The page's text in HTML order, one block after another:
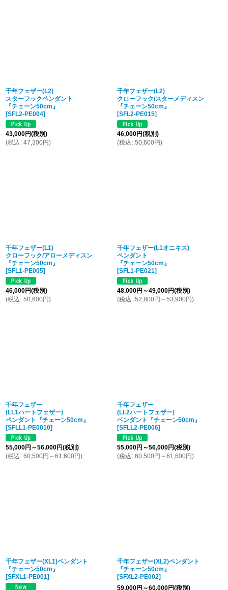
千年フェザー(L2)
スターフックペンダント
『チェーン50cm』
[SFL2-PE004]
43,000円(税別)
(税込 : 47,300円)
千年フェザー(L2)
クローフック/スターメディスン
『チェーン50cm』
[SFL2-PE015]
46,000円(税別)
(税込 : 50,600円)
千年フェザー(L1)
クローフック/アローメディスン
『チェーン50cm』
[SFL1-PE005]
46,000円(税別)
(税込 : 50,600円)
千年フェザー(L1オニキス)
ペンダント
『チェーン50cm』
[SFL1-PE021]
48,000円 ～49,000円(税別)
(税込 : 52,800円 ～53,900円)
千年フェザー
(LL1ハートフェザー)
ペンダント『チェーン50cm』
[SFLL1-PE0010]
55,000円 ～56,000円(税別)
(税込 : 60,500円 ～61,600円)
千年フェザー
(LL2ハートフェザー)
ペンダント『チェーン50cm』
[SFLL2-PE006]
55,000円 ～56,000円(税別)
(税込 : 60,500円 ～61,600円)
千年フェザー(XL1)ペンダント
『チェーン50cm』
[SFXL1-PE001]
千年フェザー(XL2)ペンダント
『チェーン50cm』
[SFXL2-PE002]
59,000円 ～60,000円(税別)